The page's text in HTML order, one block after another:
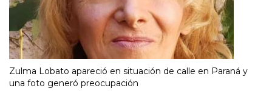
Zulma Lobato apareció en situación de calle en Paraná y
una foto generó preocupación